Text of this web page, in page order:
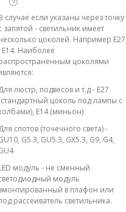
случае если указаны через точку
запятой - светильник имеет
цоколей. Например E27
E14. Наиболее
цоколями
люстр, подвесов и т.д - E27
цоколь под лампы с
E14 (миньон)
спотов (точечного света) -
G5.3, GU5.3, GX5.3, G9, G4,
модуль - не сменный
модуль
в плафон или
рассеиватель светильника.